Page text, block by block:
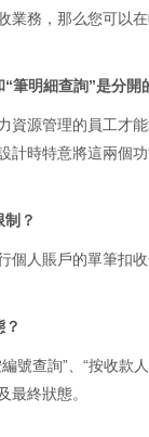
業務，那么您可以
筆明細查詢”是分開
資源管理的員工才
計時特意將這兩個
？
個人賬戶的單筆扣
號查詢”、“按收款
最終狀態。